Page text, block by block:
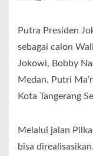
Putra Presiden
sebagai calon
Jokowi, Bobby
Medan. Putri
Kota Tangerang
Melalui jalan
bisa